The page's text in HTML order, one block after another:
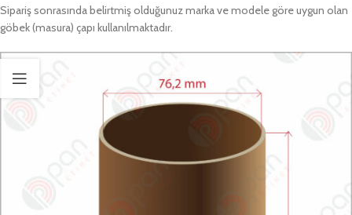
Sipariş sonrasında belirtmiş olduğunuz marka ve modele göre uygun olan
göbek (masura) çapı kullanılmaktadır.